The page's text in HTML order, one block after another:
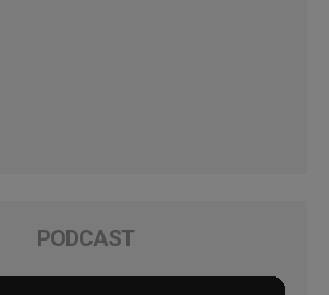
PODCAST